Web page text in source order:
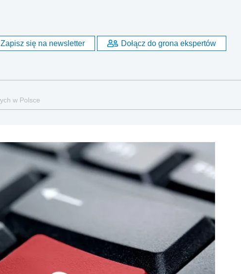
Zapisz się na newsletter Dołącz do grona ekspertów
w Polsce